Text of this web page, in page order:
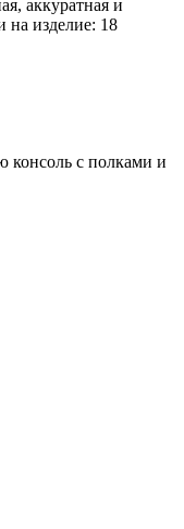
аккуратная и
на изделие: 18
консоль с полками и